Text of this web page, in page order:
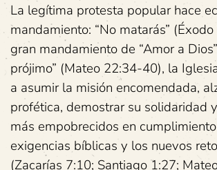
La legítima protesta popular hace
mandamiento: “No matarás”
gran mandamiento de “Amor a
prójimo” (Mateo 22:34-40), la
a asumir la misión encomendada,
profética, demostrar su solidaridad
más empobrecidos en
exigencias bíblicas y los nuevos
(Zacarías 7:10; Santiago 1:27;